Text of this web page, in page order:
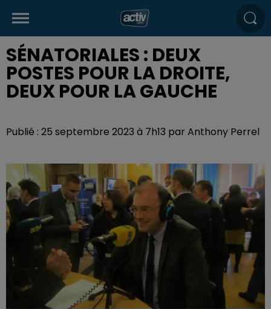
SÉNATORIALES : DEUX
POSTES POUR LA DROITE,
DEUX POUR LA GAUCHE
Publié : 25 septembre 2023 à 7h13 par Anthony Perrel